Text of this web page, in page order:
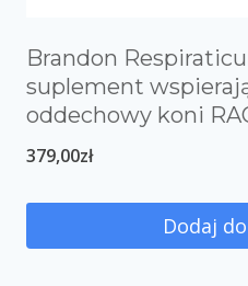
Brandon
suplement
oddechowy koni
379,00zł
Dodaj